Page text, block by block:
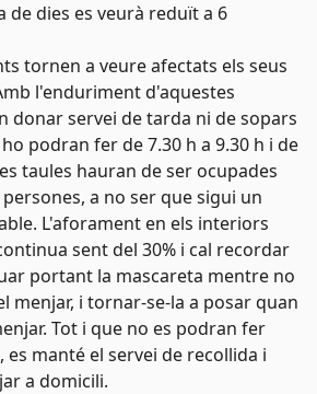
de dies es veurà reduït a 6
tornen a veure afectats els seus
l'enduriment d'aquestes
donar servei de tarda ni de sopars
podran fer de 7.30 h a 9.30 h i de
taules hauran de ser ocupades
a no ser que sigui un
L'aforament en els interiors
sent del 30% i cal recordar
portant la mascareta mentre no
menjar, i tornar-se-la a posar quan
Tot i que no es podran fer
es manté el servei de recollida i
a domicili.